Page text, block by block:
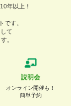
年以上！
です。
て
。
説明会
オンライン開催も！
簡単予約